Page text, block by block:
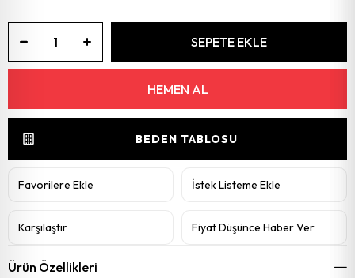
BEDEN TABLOSU
Favorilere Ekle İstek Listeme Ekle
Karşılaştır Fiyat Düşünce Haber Ver
Ürün Özellikleri